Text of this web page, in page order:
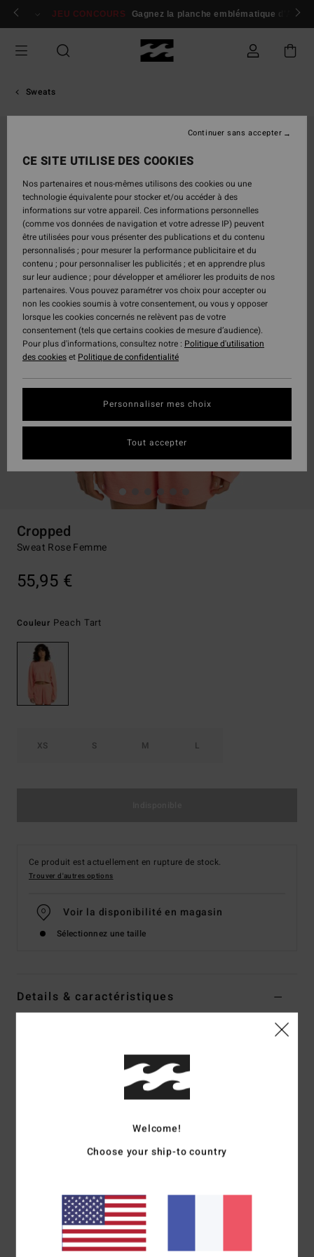
Passer
Se connecter / s'inscrire
JEU CONCOURS Gagnez la planche emblématique d'Andy
Sweats
Cropped
Sweat Rose Femme
55,95 €
Couleur Peach Tart
XS S M L
Ce produit est actuellement en rupture de stock.
Trouver d'autres options
Voir la disponibilité en magasin
Sélectionnez une taille
Details & caractéristiques
Code couleur
molleton flammé en coton
coupe courte et large
Fermeture :modèle sans fermeture
Logotage :Logo brodé sur le devant
Autres caractéristiques :
dans la même matière
Welcome!
Choose your ship-to country
CE SITE UTILISE DES COOKIES
Nos partenaires et nous-mêmes utilisons des cookies ou une
technologie équivalente pour stocker et/ou accéder à des
informations sur votre appareil. Ces informations personnelles
(comme vos données de navigation et votre adresse IP) peuvent
être utilisées pour vous présenter des publications et du contenu
personnalisés ; pour mesurer la performance publicitaire et du
contenu ; pour personnaliser les publicités ; et en apprendre plus
sur leur audience ; pour développer et améliorer les produits de nos
partenaires. Vous pouvez paramétrer vos choix pour accepter ou
non les cookies soumis à votre consentement, ou vous y opposer
lorsque les cookies concernés ne relèvent pas de votre
consentement (tels que certains cookies de mesure d’audience).
Pour plus d'informations, consultez notre : Politique d'utilisation
des cookieset Politique de confidentialité
Personnaliser mes choix
Continuer sans accepter
Tout accepter